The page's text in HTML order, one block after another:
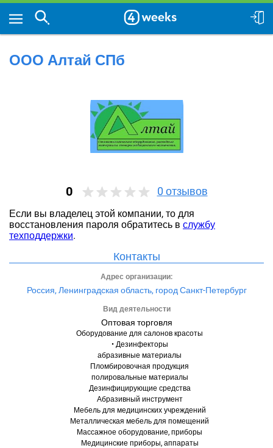
ООО Алтай СПб
0 0 отзывов
Если вы владелец этой компании, то для
восстановления пароля обратитесь в службу
техподдержки.
Контакты
Адрес организации:
Россия, Ленинградская область, город Санкт-Петербург
Вид деятельности
Оптовая торговля
Оборудование для салонов красоты
• Дезинфекторы
абразивные материалы
Пломбировочная продукция
полировальные материалы
Дезинфицирующие средства
Абразивный инструмент
Мебель для медицинских учреждений
Металлическая мебель для помещений
Массажное оборудование, приборы
Медицинские приборы, аппараты